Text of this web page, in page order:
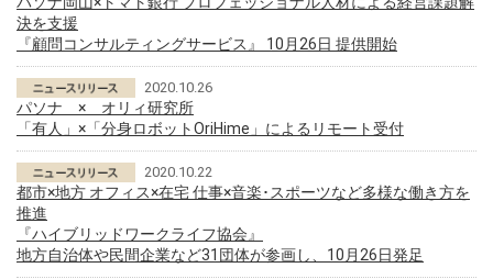
決を支援
『顧問コンサルティングサービス』 10月26日 提供開始
2020.10.26
パソナ × オリィ研究所
「有人」×「分身ロボットOriHime」によるリモート受付
2020.10.22
都市×地方 オフィス×在宅 仕事×音楽･スポーツなど多様な働き方を
推進
『ハイブリッドワークライフ協会』
地方自治体や民間企業など31団体が参画し、10月26日発足